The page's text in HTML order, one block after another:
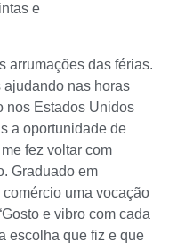
e
arrumações das férias.
ajudando nas horas
nos Estados Unidos
a oportunidade de
fez voltar com
Graduado em
uma vocação
e vibro com cada
escolha que fiz e que